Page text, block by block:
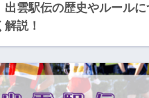
出雲駅伝の歴史やルール
説！